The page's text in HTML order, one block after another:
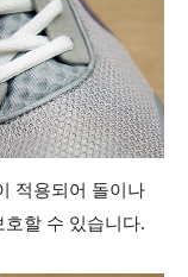
적용되어 돌이나
할 수 있습니다.